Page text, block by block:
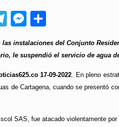
Telegram
Messenger
instalaciones del Conjunto
le suspendió el servicio de agua
17-09-2022. En pleno
de Cartagena, cuando se presentó
SAS, fue atacado violentamente